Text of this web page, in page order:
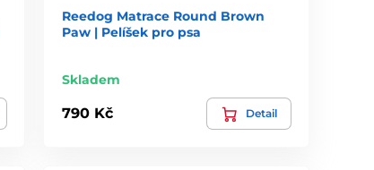
Reedog Matrace Round Brown
Paw | Pelíšek pro psa
Skladem
790 Kč Detail